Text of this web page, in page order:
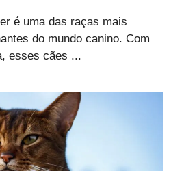
é uma das raças mais
do mundo canino. Com
esses cães ...